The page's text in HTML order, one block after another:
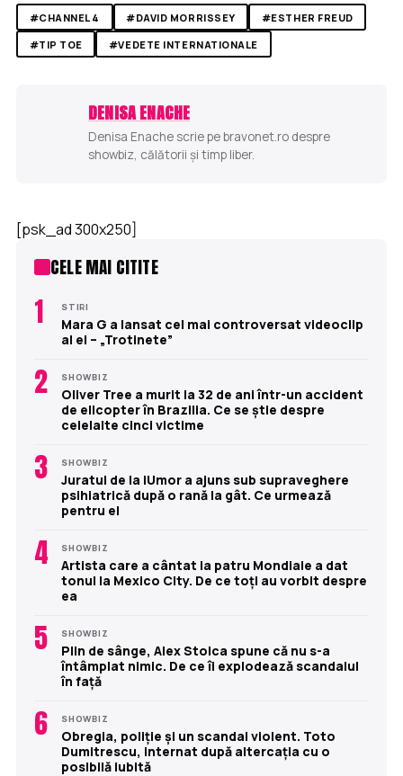
#CHANNEL 4 #DAVID MORRISSEY
#ESTHER FREUD
#TIP TOE
#VEDETE INTERNATIONALE
DENISA ENACHE
Denisa Enache scrie pe bravonet.ro despre
showbiz, călătorii și timp liber.
[psk_ad 300x250]
CELE MAI CITITE
1 STIRI
Mara G a lansat cel mai controversat videoclip
al ei – „Trotinete”
2 SHOWBIZ
Oliver Tree a murit la 32 de ani într-un accident
de elicopter în Brazilia. Ce se știe despre
celelalte cinci victime
3 SHOWBIZ
Juratul de la iUmor a ajuns sub supraveghere
psihiatrică după o rană la gât. Ce urmează
pentru el
4 SHOWBIZ
Artista care a cântat la patru Mondiale a dat
tonul la Mexico City. De ce toți au vorbit despre
ea
5 SHOWBIZ
Plin de sânge, Alex Stoica spune că nu s-a
întâmplat nimic. De ce îi explodează scandalul
în față
6 SHOWBIZ
Obregia, poliție și un scandal violent. Toto
Dumitrescu, internat după altercația cu o
posibilă iubită